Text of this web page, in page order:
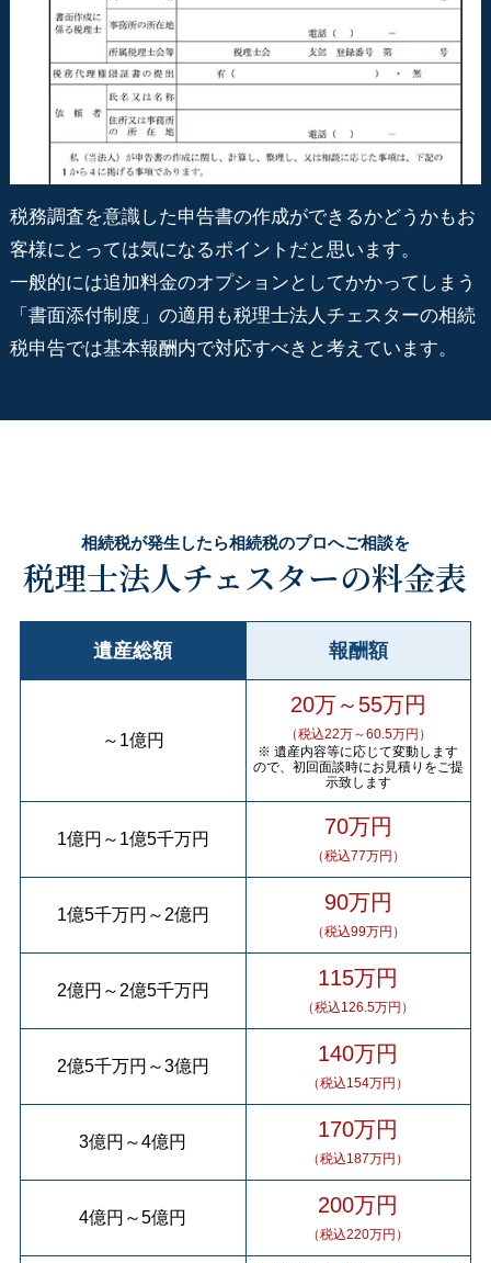
税務調査を意識した申告書の作成ができるかどうかもお
客様にとっては気になるポイントだと思います。
一般的には追加料金のオプションとしてかかってしまう
「書面添付制度」の適用も税理士法人チェスターの相続
税申告では基本報酬内で対応すべきと考えています。
相続税が発生したら相続税のプロへご相談を
税理士法人チェスターの料金表
遺産総額 報酬額
～ 1億円
20万～55万円
（税込22万～60.5万円）
※ 遺産内容等に応じて変動します
ので、初回面談時にお見積りをご提
示致します
1億円 ～ 1億5千万円 70万円
（税込77万円）
1億5千万円 ～ 2億円 90万円
（税込99万円）
2億円 ～ 2億5千万円 115万円
（税込126.5万円）
2億5千万円 ～3億円 140万円
（税込154万円）
3億円 ～4億円 170万円
（税込187万円）
4億円 ～5億円 200万円
（税込220万円）